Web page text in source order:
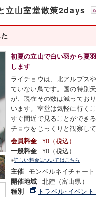
立山室堂散策2days
初夏の立山で白い羽から夏
します
ライチョウは、北アルプス
ていない鳥です。国の特別
が、現在その数は減ってお
います。室堂は気軽に行く
すぐ間近で見ることができ
チョウをじっくりと観察して
会員料金 ¥0（税込）
一般料金 ¥0（税込）
※詳しい料金についてはこちら
主催 モンベルネイチャー
開催地域 北陸（富山県）
種別 トラベル･イベント